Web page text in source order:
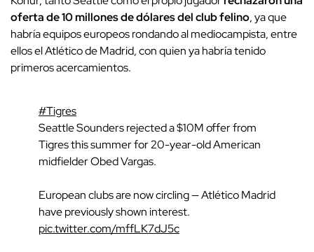
oferta de 10 millones de dólares del club felino, ya que
habría equipos europeos rondando al mediocampista, entre
ellos el Atlético de Madrid, con quien ya habría tenido
primeros acercamientos.
#Tigres
Seattle Sounders rejected a $10M offer from
Tigres this summer for 20-year-old American
midfielder Obed Vargas.
European clubs are now circling — Atlético Madrid
have previously shown interest.
pic.twitter.com/mffLK7dJ5c